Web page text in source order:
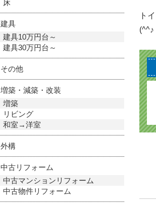
ト
(^^♪
床
建具
建具10万円台～
建具30万円台～
その他
増築・減築・改装
増築
リビング
和室→洋室
外構
中古リフォーム
中古マンションリフォーム
中古物件リフォーム